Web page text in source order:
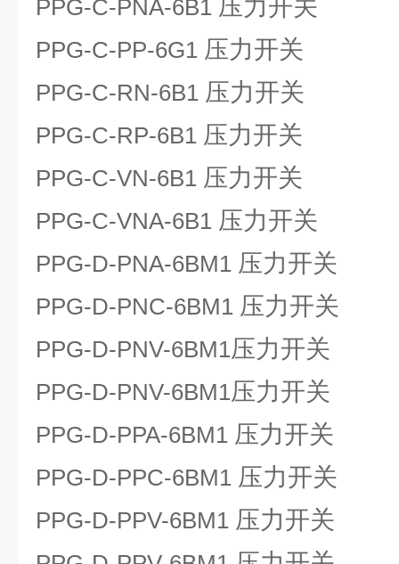
PPG-C-PNA-6B1 压力开关
PPG-C-PP-6G1 压力开关
PPG-C-RN-6B1 压力开关
PPG-C-RP-6B1 压力开关
PPG-C-VN-6B1 压力开关
PPG-C-VNA-6B1 压力开关
PPG-D-PNA-6BM1 压力开关
PPG-D-PNC-6BM1 压力开关
PPG-D-PNV-6BM1压力开关
PPG-D-PNV-6BM1压力开关
PPG-D-PPA-6BM1 压力开关
PPG-D-PPC-6BM1 压力开关
PPG-D-PPV-6BM1 压力开关